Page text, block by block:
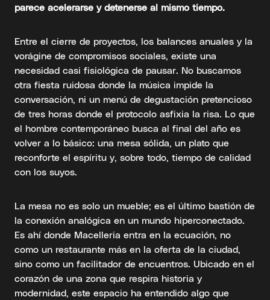
parece acelerarse y detenerse al mismo tiempo.
Entre el cierre de proyectos, los balances anuales y la
vorágine de compromisos sociales, existe una
necesidad casi fisiológica de pausar. No buscamos
otra fiesta ruidosa donde la música impide la
conversación, ni un menú de degustación pretencioso
de tres horas donde el protocolo asfixia la risa. Lo que
el hombre contemporáneo busca al final del año es
volver a lo básico: una mesa sólida, un plato que
reconforte el espíritu y, sobre todo, tiempo de calidad
con los suyos.
La mesa no es solo un mueble; es el último bastión de
la conexión analógica en un mundo hiperconectado.
Es ahí donde Macelleria entra en la ecuación, no
como un restaurante más en la oferta de la ciudad,
sino como un facilitador de encuentros. Ubicado en el
corazón de una zona que respira historia y
modernidad, este espacio ha entendido algo que